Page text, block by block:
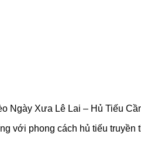
Ngày Xưa Lê Lai – Hủ Tiếu
với phong cách hủ tiếu